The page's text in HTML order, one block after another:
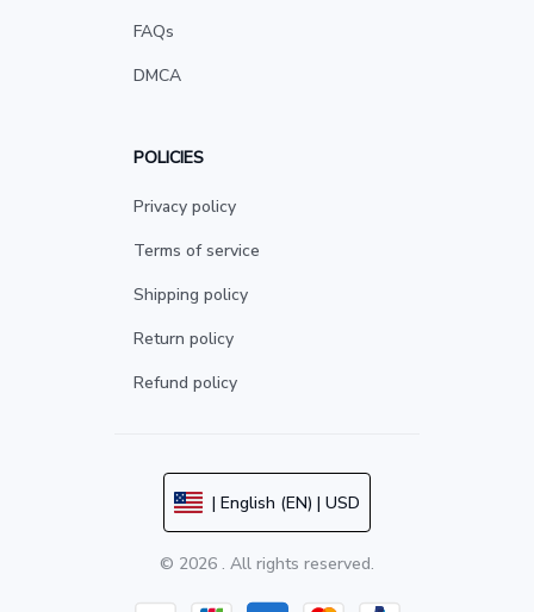
FAQs
DMCA
POLICIES
Privacy policy
Terms of service
Shipping policy
Return policy
Refund policy
| English (EN) | USD
© 2026 . All rights reserved.